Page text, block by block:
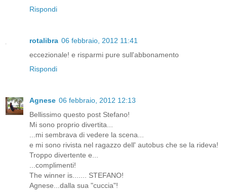
Rispondi
rotalibra 06 febbraio, 2012 11:41
eccezionale! e risparmi pure sull'abbonamento
Rispondi
Agnese 06 febbraio, 2012 12:13
Bellissimo questo post Stefano!
Mi sono proprio divertita...
...mi sembrava di vedere la scena...
e mi sono rivista nel ragazzo dell' autobus che se la rideva!
Troppo divertente e...
...complimenti!
The winner is....... STEFANO!
Agnese...dalla sua "cuccia"!